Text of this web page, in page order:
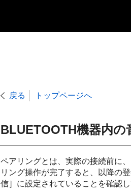
戻る トップページへ
BLUETOOTH機器内の
ペアリングとは、実際の接続前に
リング操作が完了すると、以降の
信］に設定されていることを確認し